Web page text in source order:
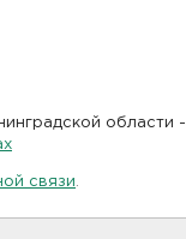
области -
связи